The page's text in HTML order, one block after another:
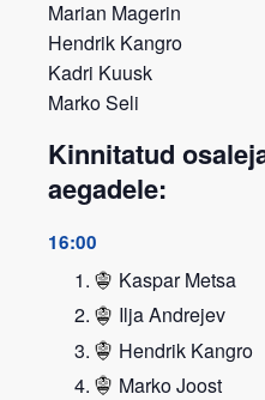
Marian Magerin
Hendrik Kangro
Kadri Kuusk
Marko Seli
Kinnitatud
aegadele:
16:00
Kaspar Metsa
Ilja Andrejev
Hendrik Kangro
Marko Joost